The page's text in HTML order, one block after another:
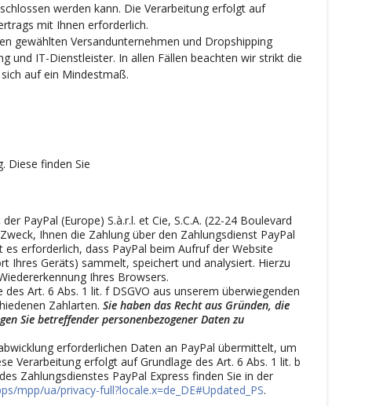
werden kann. Die Verarbeitung erfolgt auf
mit Ihnen erforderlich.
gewählten Versandunternehmen und Dropshipping
und IT-Dienstleister. In allen Fällen beachten wir strikt die
auf ein Mindestmaß.
Diese finden Sie
PayPal (Europe) S.à.r.l. et Cie, S.C.A. (22-24 Boulevard
Ihnen die Zahlung über den Zahlungsdienst PayPal
erforderlich, dass PayPal beim Aufruf der Website
Ihres Geräts) sammelt, speichert und analysiert. Hierzu
Ihres Browsers.
Art. 6 Abs. 1 lit. f DSGVO aus unserem überwiegenden
Zahlarten. Sie haben das Recht aus Gründen, die
Sie betreffender personenbezogener Daten zu
erforderlichen Daten an PayPal übermittelt, um
Verarbeitung erfolgt auf Grundlage des Art. 6 Abs. 1 lit. b
Zahlungsdienstes PayPal Express finden Sie in der
mpp/ua/privacy-full?locale.x=de_DE#Updated_PS.